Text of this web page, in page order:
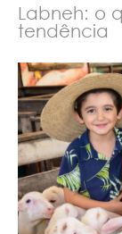
Labneh: o
tendência